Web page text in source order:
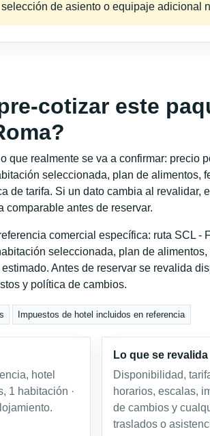
de asiento o equipaje adicional
cotizar este
que realmente se va a confirmar: precio
seleccionada, plan de alimentos,
de tarifa. Si un dato cambia al revalidar,
comparable antes de reservar.
comercial específica: ruta SCL -
seleccionada, plan de alimentos,
Antes de reservar se revalida
y política de cambios.
Impuestos de hotel incluidos en referencia
hotel
1 habitación ·
Lo que se revalida
Disponibilidad,
horarios, escalas,
de cambios y
traslados o